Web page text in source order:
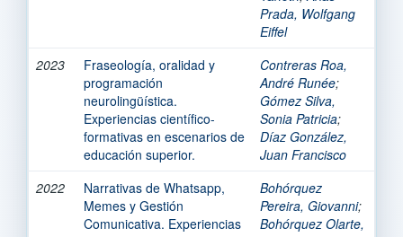
Prada, Wolfgang
Eiffel
2023
Fraseología, oralidad y
programación
neurolingüística.
Experiencias científico-
formativas en escenarios de
educación superior.
Contreras Roa,
André Runée;
Gómez Silva,
Sonia Patricia;
Díaz González,
Juan Francisco
2022
Narrativas de Whatsapp,
Memes y Gestión
Comunicativa. Experiencias
Bohórquez
Pereira, Giovanni;
Bohórquez Olarte,